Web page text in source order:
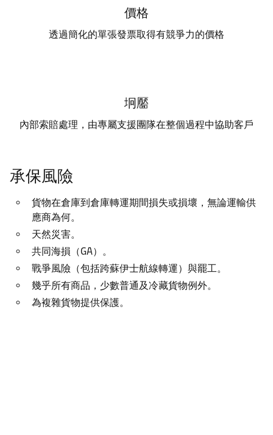
價格
透過簡化的單張發票取得有競爭力的價格
坰靨
內部索賠處理，由專屬支援團隊在整個過程中協助客戶
承保風險
貨物在倉庫到倉庫轉運期間損失或損壞，無論運輸供
應商為何。
天然災害。
共同海損（GA）。
戰爭風險（包括跨蘇伊士航線轉運）與罷工。
幾乎所有商品，少數普通及冷藏貨物例外。
為複雜貨物提供保護。